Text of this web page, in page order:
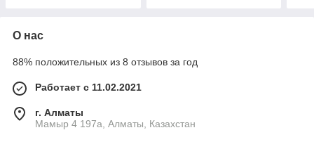
О нас
88% положительных из 8 отзывов за год
Работает с 11.02.2021
г. Алматы
Мамыр 4 197а, Алматы, Казахстан